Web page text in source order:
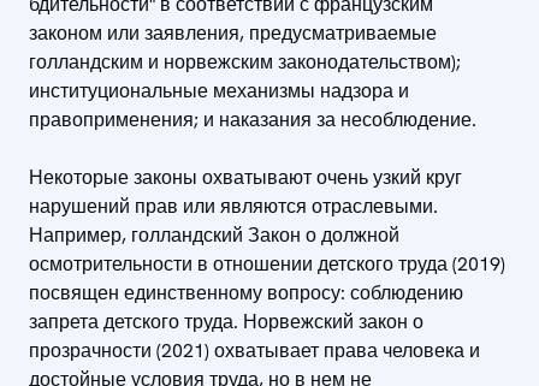
законом или заявления, предусматриваемые
голландским и норвежским законодательством);
институциональные механизмы надзора и
правоприменения; и наказания за несоблюдение.
Некоторые законы охватывают очень узкий круг
нарушений прав или являются отраслевыми.
Например, голландский Закон о должной
осмотрительности в отношении детского труда (2019)
посвящен единственному вопросу: соблюдению
запрета детского труда. Норвежский закон о
прозрачности (2021) охватывает права человека и
достойные условия труда, но в нем не